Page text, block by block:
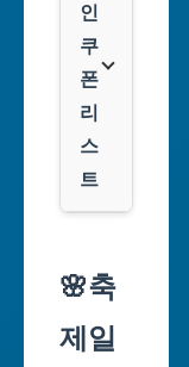
역
시
대
인
광
인
쿠
폰
리
스
트
리
스
🌸축
제일